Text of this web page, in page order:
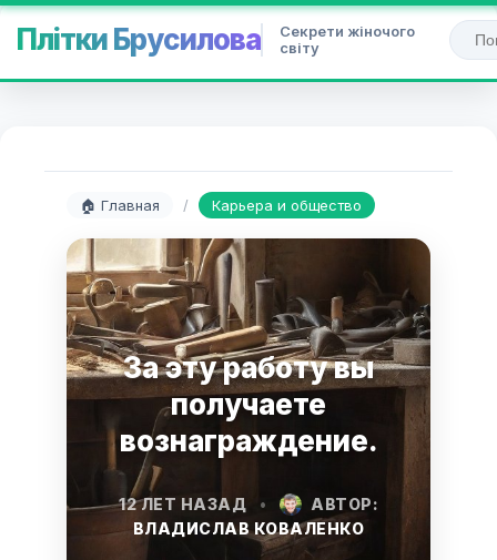
Плітки Брусилова
Секрети жіночого
світу
🏠 Главная / Карьера и общество
За эту работу вы
получаете
вознаграждение.
12 ЛЕТ НАЗАД •
АВТОР:
ВЛАДИСЛАВ КОВАЛЕНКО